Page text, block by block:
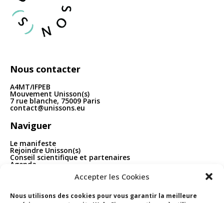
Accepter les Cookies
Nous utilisons des cookies pour vous garantir la meilleure
Nous contacter
A4MT/IFPEB
Mouvement Unisson(s)
7 rue blanche, 75009 Paris
contact@unissons.eu
Naviguer
Le manifeste
Rejoindre Unisson(s)
Conseil scientifique et partenaires
Agenda